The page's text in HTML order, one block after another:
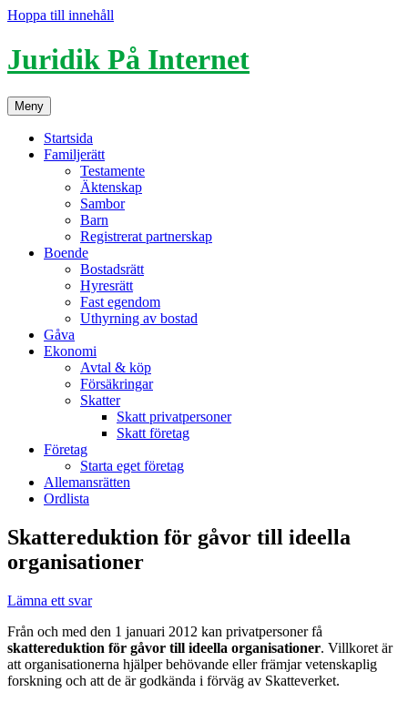
Hoppa till innehåll
Juridik På Internet
Meny
Startsida
Familjerätt
Testamente
Äktenskap
Sambor
Barn
Registrerat partnerskap
Boende
Bostadsrätt
Hyresrätt
Fast egendom
Uthyrning av bostad
Gåva
Ekonomi
Avtal & köp
Försäkringar
Skatter
Skatt privatpersoner
Skatt företag
Företag
Starta eget företag
Allemansrätten
Ordlista
Skattereduktion för gåvor till ideella
organisationer
Lämna ett svar
Från och med den 1 januari 2012 kan privatpersoner få
skattereduktion för gåvor till ideella organisationer. Villkoret är
att organisationerna hjälper behövande eller främjar vetenskaplig
forskning och att de är godkända i förväg av Skatteverket.